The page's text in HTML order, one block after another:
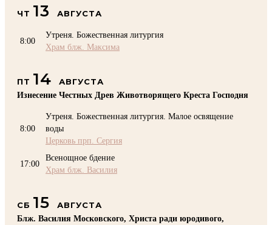
ЧТ 13 АВГУСТА
8:00
Утреня. Божественная литургия
Храм блж. Максима
ПТ 14
АВГУСТА
Изнесение Честных Древ Животворящего Креста Господня
8:00
Утреня. Божественная литургия. Малое освящение
воды
Церковь прп. Сергия
17:00
Всенощное бдение
Храм блж. Василия
СБ 15
АВГУСТА
Блж. Василия Московского, Христа ради юродивого,